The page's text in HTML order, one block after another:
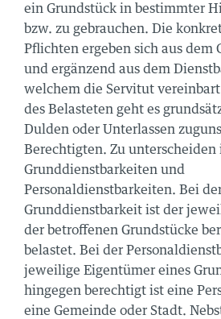
ein Grundstück in bestimmter
bzw. zu gebrauchen. Die
Pflichten ergeben sich aus dem
und ergänzend aus dem
welchem die Servitut
des Belasteten geht es
Dulden oder Unterlassen
Berechtigten. Zu unterscheiden
Grunddienstbarkeiten und
Personaldienstbarkeiten. Bei
Grunddienstbarkeit ist der
der betroffenen Grundstücke
belastet. Bei der
jeweilige Eigentümer eines
hingegen berechtigt ist eine
eine Gemeinde oder Stadt.